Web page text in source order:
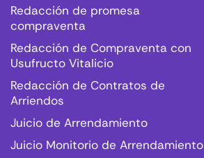
Redacción de promesa
compraventa
Redacción de Compraventa con
Usufructo Vitalicio
Redacción de Contratos de
Arriendos
Juicio de Arrendamiento
Juicio Monitorio de Arrendamiento